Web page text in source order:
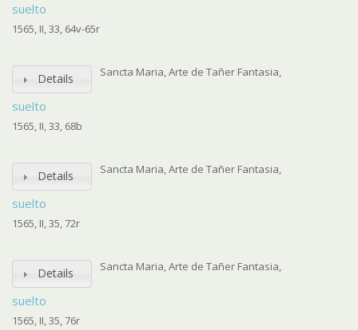
suelto
1565, II, 33, 64v-65r
Details
suelto
Sancta Maria, Arte de Tañer Fantasia,
1565, II, 33, 68b
Details
suelto
Sancta Maria, Arte de Tañer Fantasia,
1565, II, 35, 72r
Details
suelto
Sancta Maria, Arte de Tañer Fantasia,
1565, II, 35, 76r